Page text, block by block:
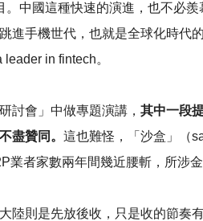
中國這種快速的演進，也不必
進手機世代，也就是全球化時代
in fintech。
討會」中做專題演講， 其中一段
盡贊同。 這也難怪，「沙盒」（
者家數兩年間幾近腰斬，所涉
陸則是先放後收，只是收的節奏